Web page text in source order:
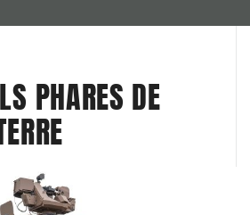
PHARES DE